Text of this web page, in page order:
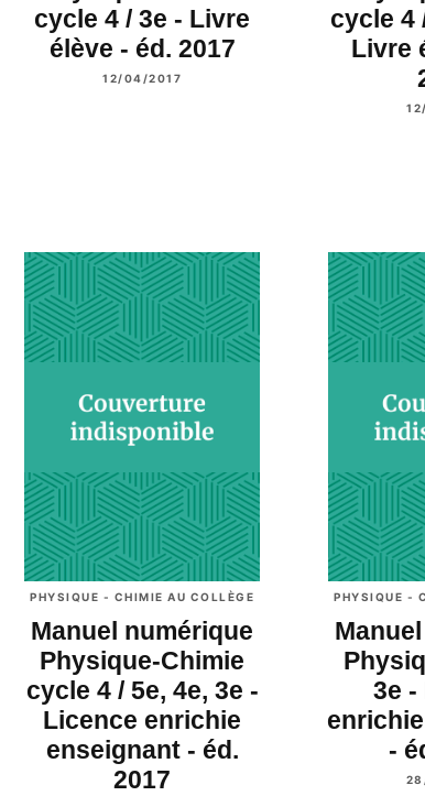
cycle 4 / 3e - Livre
élève - éd. 2017
12/04/2017
cycle 4
Livre
PHYSIQUE - CHIMIE AU COLLÈGE
Manuel numérique
Physique-Chimie
cycle 4 / 5e, 4e, 3e -
Licence enrichie
enseignant - éd.
2017
PHYSIQUE -
3e -
-